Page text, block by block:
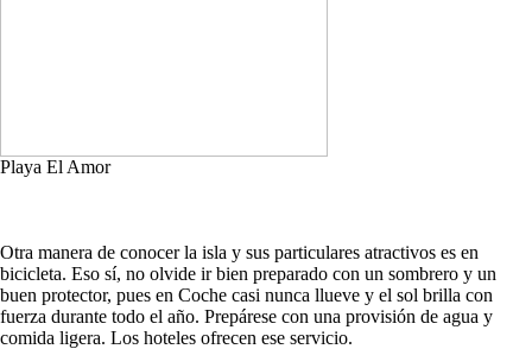
Playa El Amor
Otra manera de conocer la isla y sus particulares atractivos es en
bicicleta. Eso sí, no olvide ir bien preparado con un sombrero y un
buen protector, pues en Coche casi nunca llueve y el sol brilla con
fuerza durante todo el año. Prepárese con una provisión de agua y
comida ligera. Los hoteles ofrecen ese servicio.